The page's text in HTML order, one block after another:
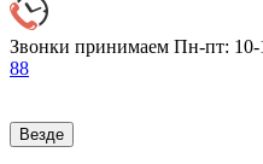
Звонки принимаем Пн-пт: 10-
88
Везде